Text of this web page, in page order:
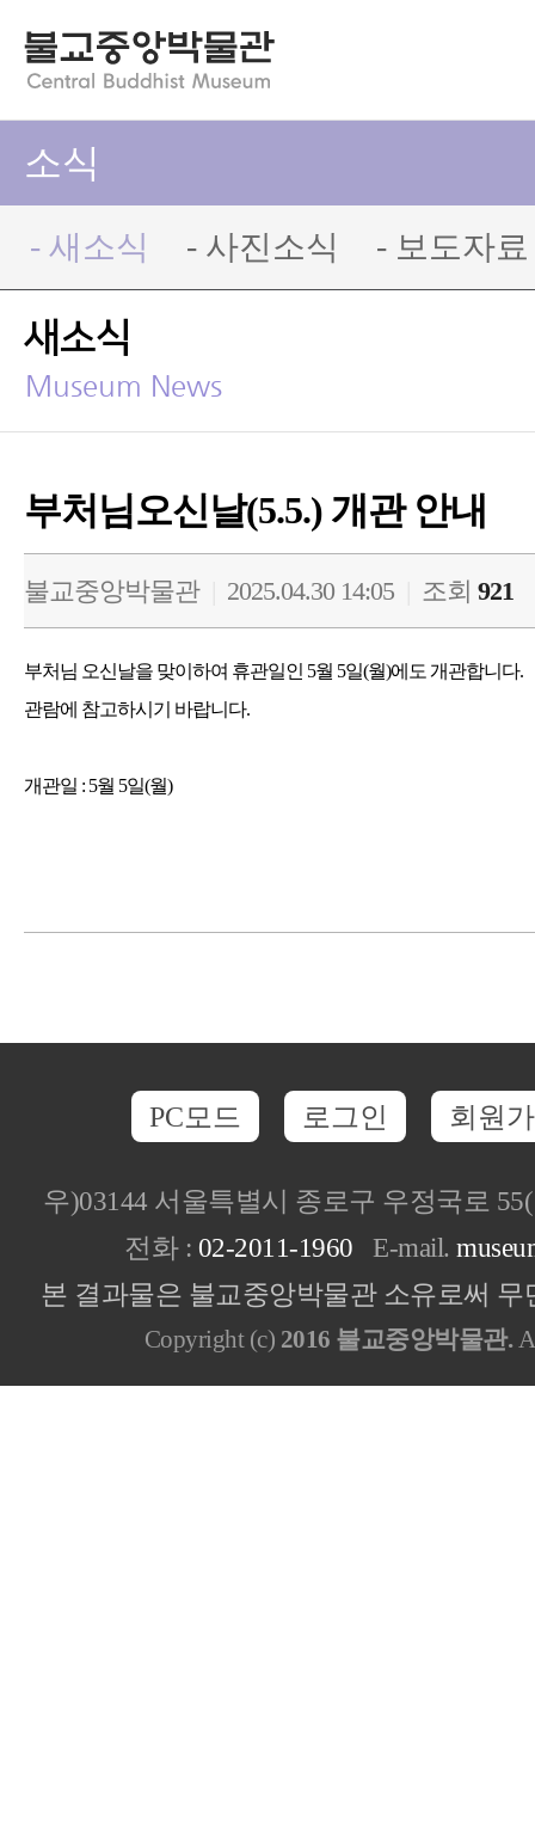
소식
- 새소식 - 사진소식 - 보도자료
새소식
Museum News
부처님오신날(5.5.) 개관 안내
불교중앙박물관 2025.04.30 14:05 조회 921
부처님 오신날을 맞이하여 휴관일인 5월 5일(월)에도 개관합니다.
관람에 참고하시기 바랍니다.
개관일 : 5월 5일(월)
PC모드 로그인 회원
우)03144 서울특별시 종로구 우정국로
전화 : 02-2011-1960 E-mail.
본 결과물은 불교중앙박물관 소유로써
Copyright (c) 2016 불교중앙박물관.